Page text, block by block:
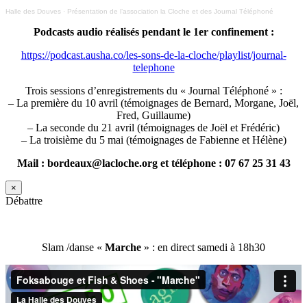
Halle des Douves · Présentation de l’association la Cloche et des Journal Téléphoné
Podcasts audio réalisés pendant le 1er confinement :
https://podcast.ausha.co/les-sons-de-la-cloche/playlist/journal-
telephone
Trois sessions d’enregistrements du « Journal Téléphoné » :
– La première du 10 avril (témoignages de Bernard, Morgane, Joël,
Fred, Guillaume)
– La seconde du 21 avril (témoignages de Joël et Frédéric)
– La troisième du 5 mai (témoignages de Fabienne et Hélène)
Mail : bordeaux@lacloche.org et téléphone : 07 67 25 31 43
×
Débattre
Slam /danse « Marche » : en direct samedi à 18h30